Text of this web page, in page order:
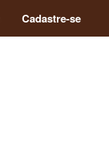
Cadastre-se